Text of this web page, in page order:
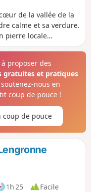
de la vallée de la
calme et sa verdure.
pierre locale
que les versants de
qu'en ébénisterie
proposer des
gratuites et pratiques
nous en
coup de pouce !
coup de pouce
1h 25
Facile